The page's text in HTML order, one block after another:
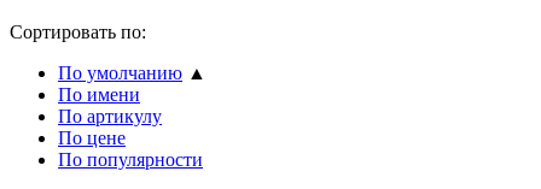
Сортировать по:
По умолчанию ▲
По имени
По артикулу
По цене
По популярности